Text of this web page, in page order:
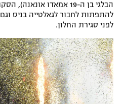
הבלגי בן ה-19 אמאדו
להתפתות לחבור לגאלטייה בניס
לפני סגירת החלון.